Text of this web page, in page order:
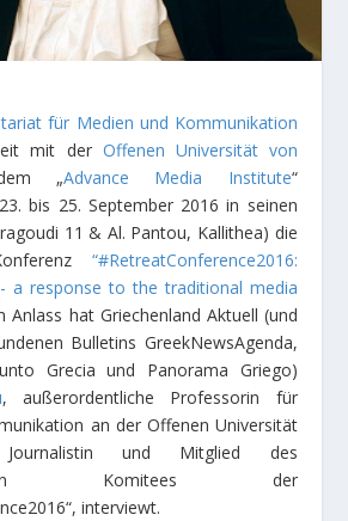
für Medien und Kommunikation
mit der Offenen Universität von
„Advance Media Institute“
bis 25. September 2016 in seinen
11 & Al. Pantou, Kallithea) die
“#RetreatConference2016:
a response to the traditional media
Anlass hat Griechenland Aktuell (und
Bulletins GreekNewsAgenda,
Grecia und Panorama Griego)
, außerordentliche Professorin für
an der Offenen Universität
und Mitglied des
Komitees der
interviewt.